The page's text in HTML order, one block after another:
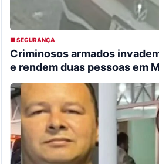
■ SEGURANÇA
Criminosos armados
e rendem duas pessoas em